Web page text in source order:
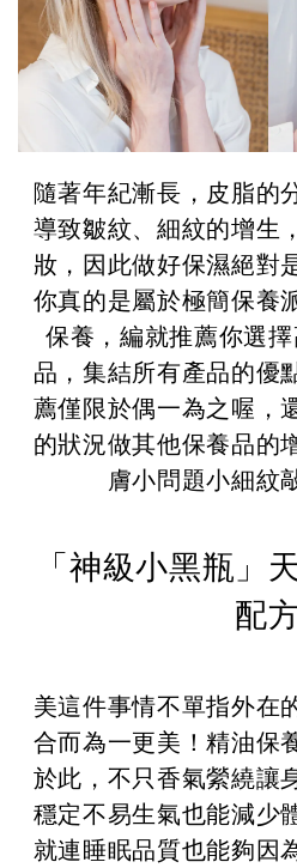
隨著年紀漸長，皮脂的
導致皺紋、細紋的增生
妝，因此做好保濕絕對
你真的是屬於極簡保養
保養，編就推薦你選
品，集結所有產品的優
薦僅限於偶一為之喔，
的狀況做其他保養品的
膚小問題小細紋
「神級小黑瓶」
配
美這件事情不單指外在
合而為一更美！精油保
於此， 不只香氣縈繞讓
穩定不易生氣也能減少
就連睡眠品質也能夠因